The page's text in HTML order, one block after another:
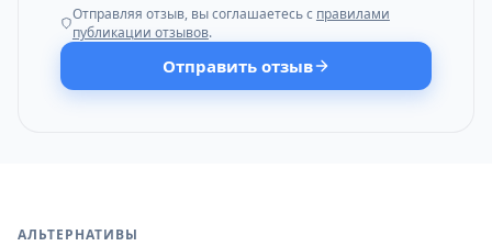
Отправляя отзыв, вы соглашаетесь с правилами
публикации отзывов.
Отправить отзыв
АЛЬТЕРНАТИВЫ